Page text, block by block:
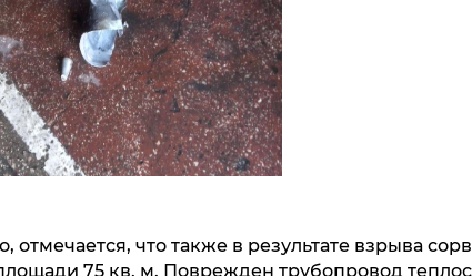
отмечается, что также в результате взрыва
75 кв. м. Поврежден трубопровод